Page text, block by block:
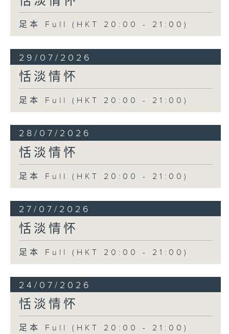
足本 Full (HKT 20:00 - 21:00)
29/07/2026
恬淡情怀
足本 Full (HKT 20:00 - 21:00)
28/07/2026
恬淡情怀
足本 Full (HKT 20:00 - 21:00)
27/07/2026
恬淡情怀
足本 Full (HKT 20:00 - 21:00)
24/07/2026
恬淡情怀
足本 Full (HKT 20:00 - 21:00)